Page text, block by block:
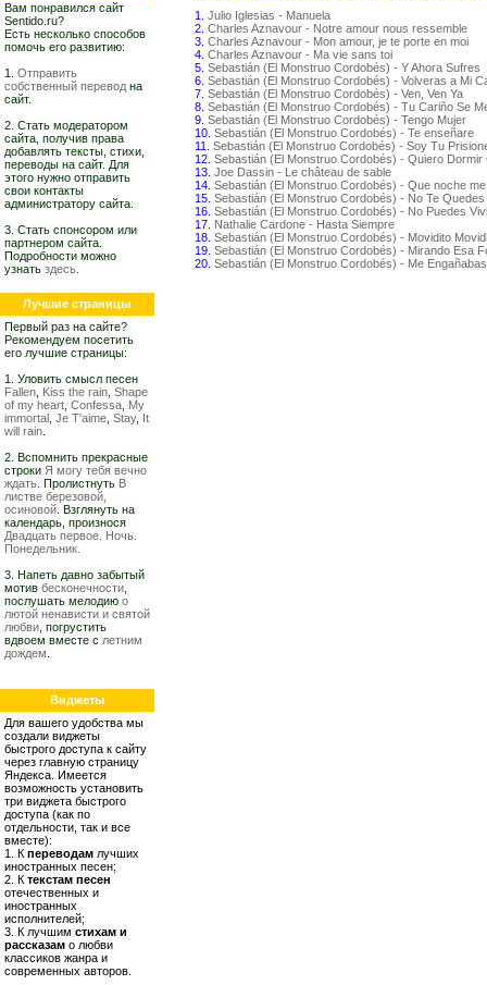
Вам понравился сайт
Sentido.ru?
Есть несколько способов
помочь его развитию:
1. Отправить
собственный перевод на
сайт.
2. Стать модератором
сайта, получив права
добавлять тексты, стихи,
переводы на сайт. Для
этого нужно отправить
свои контакты
администратору сайта.
3. Стать спонсором или
партнером сайта.
Подробности можно
узнать здесь
Лучшие страницы
Первый раз на сайте?
Рекомендуем посетить
его лучшие страницы:
1. Уловить смысл песен
Fallen Kiss the rain Shape
of my heart Confessa My
immortal Je T'aime Stay, It
will rain
2. Вспомнить прекрасные
строки Я могу тебя вечно
ждать . Пролистнуть В
листве березовой,
осиновой . Взглянуть на
календарь, произнося
Двадцать первое. Ночь.
Понедельник.
3. Напеть давно забытый
мотив бесконечности
послушать мелодию о
лютой ненависти и святой
любви , погрустить
вдвоем вместе с летним
дождем
Виджеты
Для вашего удобства мы
создали виджеты
быстрого доступа к сайту
через главную страницу
Яндекса. Имеется
возможность установить
три виджета быстрого
доступа (как по
отдельности, так и все
вместе):
1. К переводам лучших
иностранных песен;
2. К текстам песен
отечественных и
иностранных
исполнителей;
3. К лучшим стихам и
рассказам о любви
классиков жанра и
современных авторов.
1. Julio Iglesias - Manuela
2. Charles Aznavour - Notre amour nous ressemble
3. Charles Aznavour - Mon amour, je te porte en moi
4. Charles Aznavour - Ma vie sans toi
5. Sebastián (El Monstruo Cordobés) - Y Ahora Sufres
6. Sebastián (El Monstruo Cordobés) - Volveras a Mi
7. Sebastián (El Monstruo Cordobés) - Ven, Ven Ya
8. Sebastián (El Monstruo Cordobés) - Tu Cariño Se
9. Sebastián (El Monstruo Cordobés) - Tengo Mujer
10. Sebastián (El Monstruo Cordobés) - Te enseñare
11. Sebastián (El Monstruo Cordobés) - Soy Tu
12. Sebastián (El Monstruo Cordobés) - Quiero Dormir
13. Joe Dassin - Le château de sable
14. Sebastián (El Monstruo Cordobés) - Que noche
15. Sebastián (El Monstruo Cordobés) - No Te
16. Sebastián (El Monstruo Cordobés) - No Puedes
17. Nathalie Cardone - Hasta Siempre
18. Sebastián (El Monstruo Cordobés) - Movidito
19. Sebastián (El Monstruo Cordobés) - Mirando Esa
20. Sebastián (El Monstruo Cordobés) - Me Engañabas